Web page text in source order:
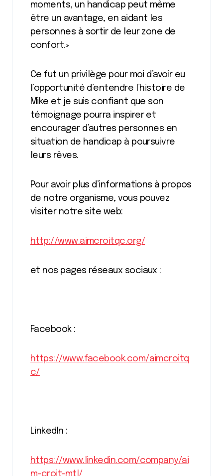
moments, un handicap peut même
être un avantage, en aidant les
personnes à sortir de leur zone de
confort.»
Ce fut un privilège pour moi d’avoir eu
l’opportunité d’entendre l’histoire de
Mike et je suis confiant que son
témoignage pourra inspirer et
encourager d’autres personnes en
situation de handicap à poursuivre
leurs rêves.
Pour avoir plus d’informations à propos
de notre organisme, vous pouvez
visiter notre site web:
http://www.aimcroitqc.org/
et nos pages réseaux sociaux :
Facebook :
https://www.facebook.com/aimcroitq
c/
LinkedIn :
https://www.linkedin.com/company/ai
m-croit-mtl/